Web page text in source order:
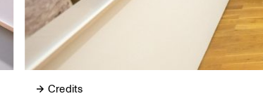
Credits